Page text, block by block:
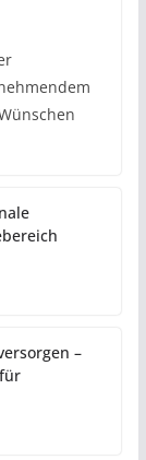
–